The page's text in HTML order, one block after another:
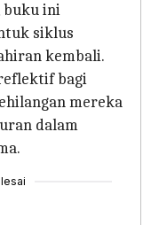
buku ini
siklus
kembali.
bagi
mereka
dalam